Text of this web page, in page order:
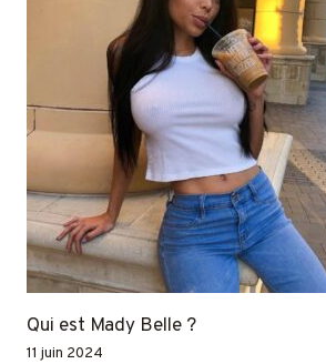
Qui est Mady Belle ?
11 juin 2024